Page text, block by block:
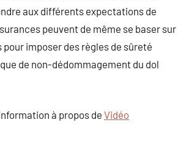
aux différents expectations de
peuvent de même se baser sur
imposer des règles de sûreté
de non-dédommagement du dol
à propos de Vidéo